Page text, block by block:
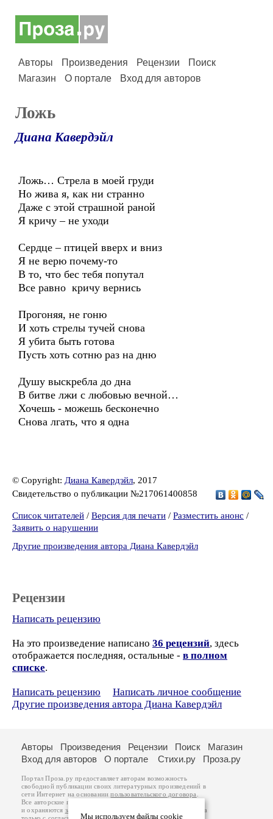
Авторы Произведения Рецензии
Поиск
Магазин
О портале Вход для авторов
Ложь
Диана Кавердэйл
Ложь… Стрела в моей груди
Но жива я, как ни странно
Даже с этой страшной раной
Я кричу – не уходи
Сердце – птицей вверх и вниз
Я не верю почему-то
В то, что бес тебя попутал
Все равно кричу вернись
Прогоняя, не гоню
И хоть стрелы тучей снова
Я убита быть готова
Пусть хоть сотню раз на дню
Душу выскребла до дна
В битве лжи с любовью вечной…
Хочешь - можешь бесконечно
Снова лгать, что я одна
© Copyright: Диана Кавердэйл, 2017
Свидетельство о публикации №217061400858
Список читателей / Версия для печати / Разместить анонс /
Заявить о нарушении
Другие произведения автора Диана Кавердэйл
Рецензии
Написать рецензию
На это произведение написано 36 рецензий, здесь
отображается последняя, остальные - в полном
списке.
Написать рецензию
Написать личное сообщение
Другие произведения автора Диана Кавердэйл
Мы используем файлы cookie
Авторы Произведения Рецензии Поиск
Магазин
Вход для авторов
О портале Стихи.ру Проза.ру
Портал Проза.ру предоставляет авторам возможность
свободной публикации своих литературных произведений в
сети Интернет на основаниипользовательского договора
Все авторские права на произведения принадлежат авторам
и охраняются законом
. Перепечатка произведений возможна